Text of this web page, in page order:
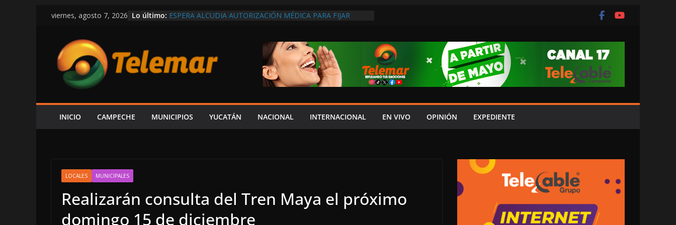
Saltar
contenido
viernes, agosto 7, 2026 Lo último: ESPERA ALCUDIA AUTORIZACIÓN MÉDICA PARA FIJAR
EN LAS TRIPAS DEL JAGUAR: 07 DE AGOSTO DE 2026
EXIGEN A LAYDA ATENDER INSEGURIDAD, FORTALECER LA
ECONOMÍA Y GENERAR EMPLEOS
AUNQUE PROTEXA NO PAGA A PROVEEDORES, PEMEX LA
CONSTRUIR CENTRO CULTURAL MULTIFUNCIONAL EN EL
FORO AH KIM PECH
INICIO CAMPECHE MUNICIPIOS YUCATÁN NACIONAL INTERNACIONAL EN VIVO OPINIÓN EXPEDIENTE
LOCALES MUNICIPALES
Realizarán consulta del Tren Maya el próximo
domingo 15 de diciembre